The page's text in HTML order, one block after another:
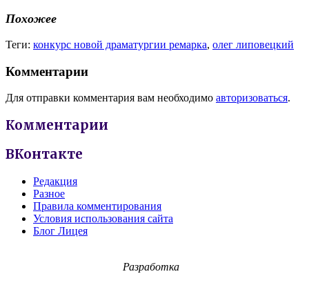
Похожее
Теги: конкурс новой драматургии ремарка, олег липовецкий
Комментарии
Для отправки комментария вам необходимо авторизоваться.
Комментарии
ВКонтакте
Редакция
Разное
Правила комментирования
Условия использования сайта
Блог Лицея
Разработка